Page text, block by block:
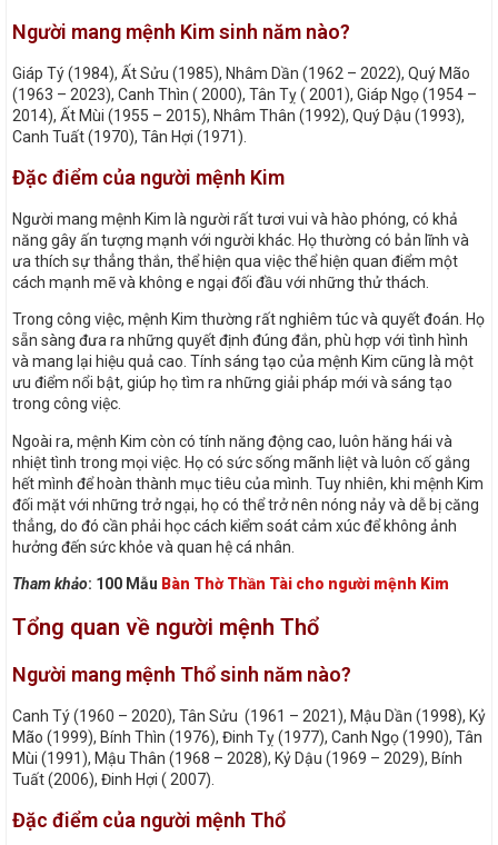
Người mang mệnh Kim sinh năm nào?
Giáp Tý (1984), Ất Sửu (1985), Nhâm Dần (1962 – 2022), Quý Mão
(1963 – 2023), Canh Thìn ( 2000), Tân Tỵ ( 2001), Giáp Ngọ (1954 –
2014), Ất Mùi (1955 – 2015), Nhâm Thân (1992), Quý Dậu (1993),
Canh Tuất (1970), Tân Hợi (1971).
Đặc điểm của người mệnh Kim
Người mang mệnh Kim là người rất tươi vui và hào phóng, có khả
năng gây ấn tượng mạnh với người khác. Họ thường có bản lĩnh và
ưa thích sự thẳng thắn, thể hiện qua việc thể hiện quan điểm một
cách mạnh mẽ và không e ngại đối đầu với những thử thách.
Trong công việc, mệnh Kim thường rất nghiêm túc và quyết đoán. Họ
sẵn sàng đưa ra những quyết định đúng đắn, phù hợp với tình hình
và mang lại hiệu quả cao. Tính sáng tạo của mệnh Kim cũng là một
ưu điểm nổi bật, giúp họ tìm ra những giải pháp mới và sáng tạo
trong công việc.
Ngoài ra, mệnh Kim còn có tính năng động cao, luôn hăng hái và
nhiệt tình trong mọi việc. Họ có sức sống mãnh liệt và luôn cố gắng
hết mình để hoàn thành mục tiêu của mình. Tuy nhiên, khi mệnh Kim
đối mặt với những trở ngại, họ có thể trở nên nóng nảy và dễ bị căng
thẳng, do đó cần phải học cách kiểm soát cảm xúc để không ảnh
hưởng đến sức khỏe và quan hệ cá nhân.
Tham khảo: 100 Mẫu Bàn Thờ Thần Tài cho người mệnh Kim
Tổng quan về người mệnh Thổ
Người mang mệnh Thổ sinh năm nào?
Canh Tý (1960 – 2020), Tân Sửu (1961 – 2021), Mậu Dần (1998), Kỷ
Mão (1999), Bính Thìn (1976), Đinh Tỵ (1977), Canh Ngọ (1990), Tân
Mùi (1991), Mậu Thân (1968 – 2028), Kỷ Dậu (1969 – 2029), Bính
Tuất (2006), Đinh Hợi ( 2007).
Đặc điểm của người mệnh Thổ